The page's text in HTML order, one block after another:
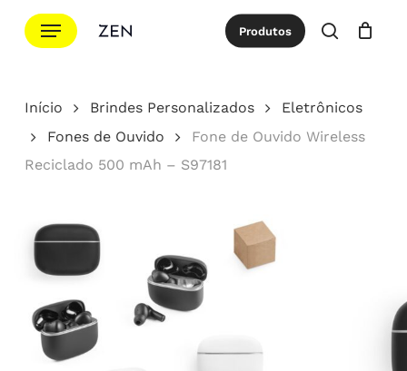
para
principal
Menu Produtos
procurar
Cotação Close
Início Brindes Personalizados
Eletrônicos
Fones de Ouvido
Fone de Ouvido Wireless
Reciclado 500 mAh – S97181